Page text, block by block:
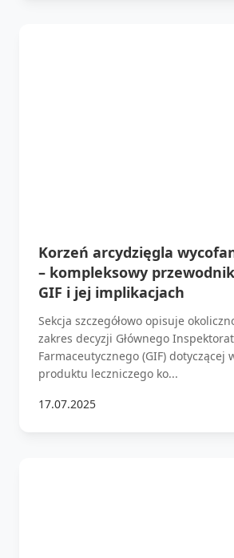
Korzeń arcydzięgla
– kompleksowy
GIF i jej implikacjach
Sekcja szczegółowo opisuje
zakres decyzji Głównego
Farmaceutycznego (GIF) dotyczącej
produktu leczniczego ko...
17.07.2025